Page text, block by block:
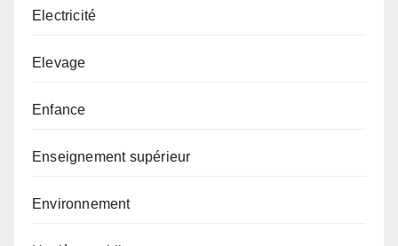
Electricité
Elevage
Enfance
Enseignement supérieur
Environnement